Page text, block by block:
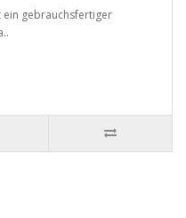
ein gebrauchsfertiger